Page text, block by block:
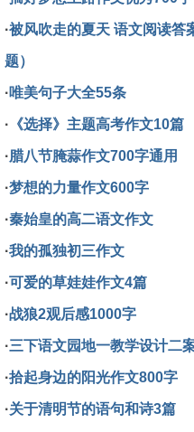
·被风吹走的夏天 语文阅读答
题）
·唯美句子大全55条
· 《选择》主题高考作文10篇
·腊八节腌蒜作文700字通用
·梦想的力量作文600字
·秦始皇的高二语文作文
·我的孤独初三作文
·可爱的草娃娃作文4篇
·战狼2观后感1000字
·三下语文园地一教学设计二
·拾起身边的阳光作文800字
·关于清明节的语句和诗3篇